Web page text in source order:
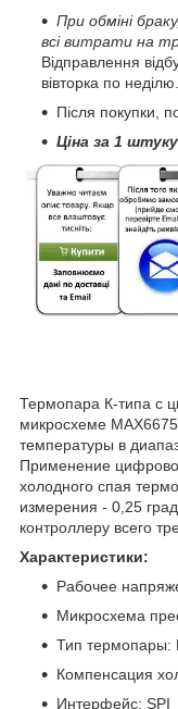
При обміні
всі витрати на
Відправлення
вівторка по неділю.
Після покупки,
Ціна за 1 штуку
Термопара К-типа с
микросхеме MAX6675
температуры в
Применение
холодного спая
измерения - 0,25
контроллеру всего
Характеристики:
Рабочее
Микросхема
Тип термопары:
Компенсация
Интерфейс: SPI